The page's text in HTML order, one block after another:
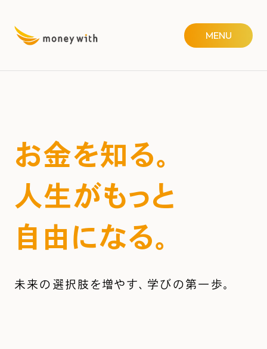
MENU
お金を知る。
人生がもっと
自由になる。
未来の選択肢を増やす、学びの第一歩。